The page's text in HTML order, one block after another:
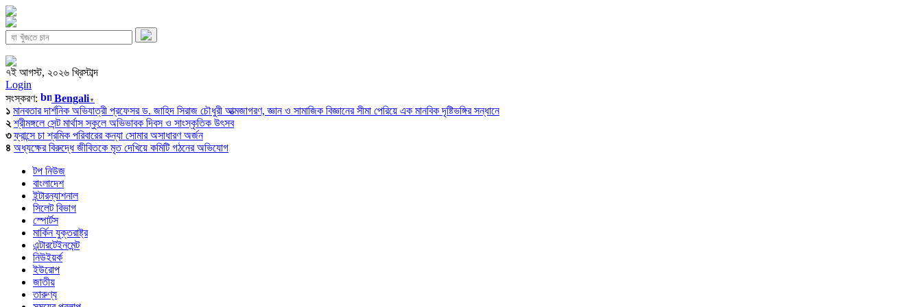
৭ই আগস্ট, ২০২৬ খ্রিস্টাব্দ
Login
সংস্করণ:
Bengali▼
১ মানবতার দার্শনিক অভিযাত্রী প্রফেসর ড. জাহিদ সিরাজ চৌধুরী আত্মজাগরণ, জ্ঞান ও সামাজিক বিজ্ঞানের সীমা পেরিয়ে এক মানবিক দৃষ্টিভঙ্গির সন্ধানে
২ শ্রীমঙ্গলে সেন্ট মার্থাস স্কুলে অভিভাবক দিবস ও সাংস্কৃতিক উৎসব
৩ ফ্রান্সে চা শ্রমিক পরিবারের কন্যা সোমার অসাধারণ অর্জন
৪ অধ্যক্ষের বিরুদ্ধে জীবিতকে মৃত দেখিয়ে কমিটি গঠনের অভিযোগ
টপ নিউজ
বাংলাদেশ
ইন্টারন্যাশনাল
সিলেট বিভাগ
স্পোর্টস
মার্কিন যুক্তরাষ্ট্র
এন্টারটেইনমেন্ট
নিউইয়র্ক
ইউরোপ
জাতীয়
তারুণ্য